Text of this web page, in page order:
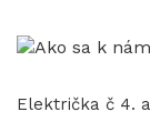
Električka č 4.